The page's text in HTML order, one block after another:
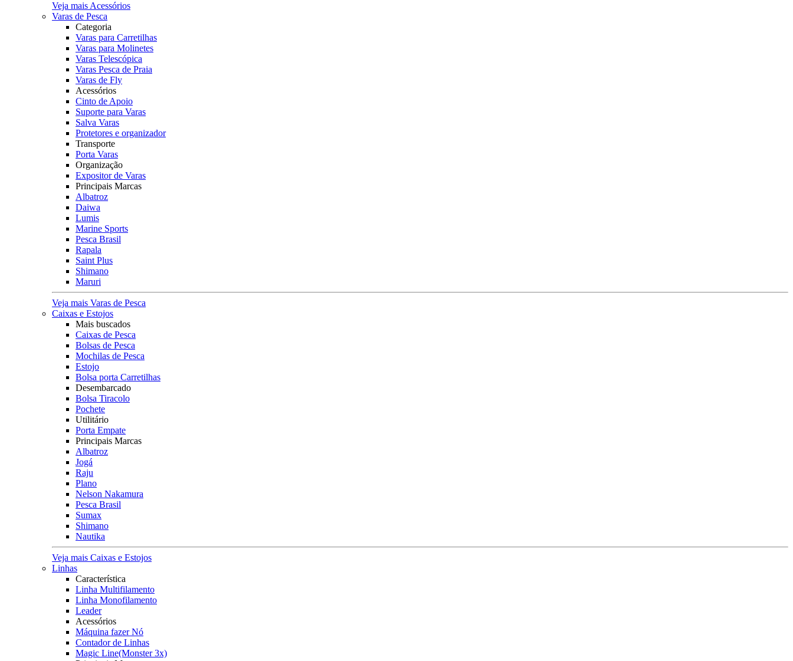
Veja mais Acessórios
Varas de Pesca
Categoria
Varas para Carretilhas
Varas para Molinetes
Varas Telescópica
Varas Pesca de Praia
Varas de Fly
Acessórios
Cinto de Apoio
Suporte para Varas
Salva Varas
Protetores e organizador
Transporte
Porta Varas
Organização
Expositor de Varas
Principais Marcas
Albatroz
Daiwa
Lumis
Marine Sports
Pesca Brasil
Rapala
Saint Plus
Shimano
Maruri
Veja mais Varas de Pesca
Caixas e Estojos
Mais buscados
Caixas de Pesca
Bolsas de Pesca
Mochilas de Pesca
Estojo
Bolsa porta Carretilhas
Desembarcado
Bolsa Tiracolo
Pochete
Utilitário
Porta Empate
Principais Marcas
Albatroz
Jogá
Raju
Plano
Nelson Nakamura
Pesca Brasil
Sumax
Shimano
Nautika
Veja mais Caixas e Estojos
Linhas
Característica
Linha Multifilamento
Linha Monofilamento
Leader
Acessórios
Máquina fazer Nó
Contador de Linhas
Magic Line(Monster 3x)